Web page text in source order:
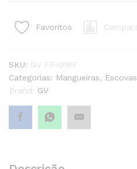
Sem
Glutão
quantity1
Favoritos
SKU: GV FF-01RF
Categorias: Mangueiras,
Brand: GV